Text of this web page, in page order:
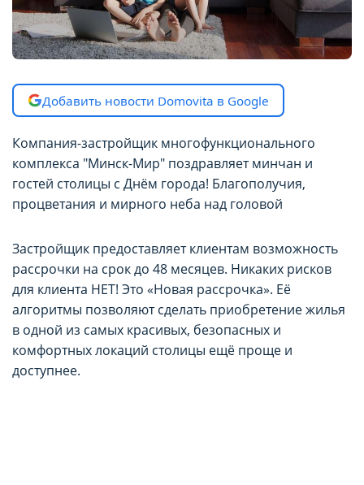
Добавить новости Domovita в Google
Компания-застройщик многофункционального
комплекса "Минск-Мир" поздравляет минчан и
гостей столицы с Днём города! Благополучия,
процветания и мирного неба над головой
Застройщик предоставляет клиентам возможность
рассрочки на срок до 48 месяцев. Никаких рисков
для клиента НЕТ! Это «Новая рассрочка». Её
алгоритмы позволяют сделать приобретение жилья
в одной из самых красивых, безопасных и
комфортных локаций столицы ещё проще и
доступнее.